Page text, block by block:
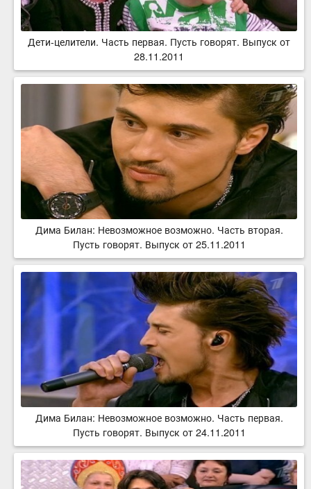
Дети-целители. Часть первая. Пусть говорят. Выпуск от
28.11.2011
Дима Билан: Невозможное возможно. Часть вторая.
Пусть говорят. Выпуск от 25.11.2011
Дима Билан: Невозможное возможно. Часть первая.
Пусть говорят. Выпуск от 24.11.2011